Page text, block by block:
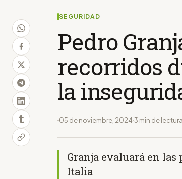
SEGURIDAD
Pedro
recorridos
la
05 de noviembre, 2024 3 min de lectura
Granja evaluará en
Italia